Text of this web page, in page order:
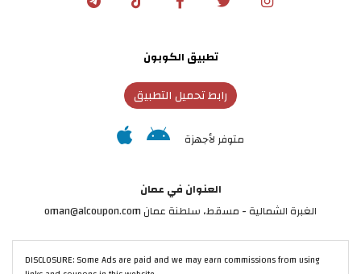
تطبيق الكوبون
رابط تحميل التطبيق
متوفر لأجهزة
العنوان في عمان
الغبرة الشمالية - مسقط، سلطنة عمان oman@alcoupon.com
DISCLOSURE: Some Ads are paid and we may earn commissions from using